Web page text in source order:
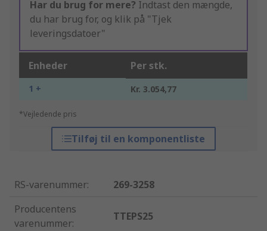
Har du brug for mere? Indtast den mængde,
du har brug for, og klik på "Tjek
leveringsdatoer"
Enheder Per stk.
1 + Kr. 3.054,77
*Vejledende pris
Tilføj til en komponentliste
RS-varenummer:
269-3258
Producentens
varenummer:
TTEPS25